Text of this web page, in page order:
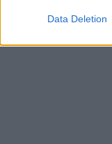
Data Deletion